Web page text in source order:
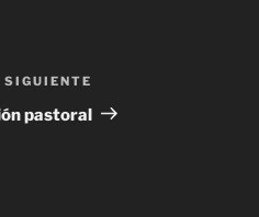
entrada
SIGUIENTE
pastoral